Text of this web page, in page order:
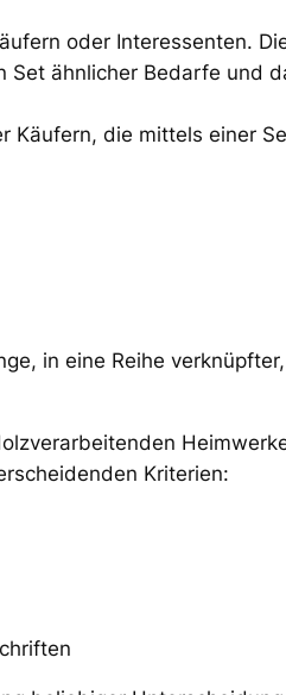
oder Interessenten.
ähnlicher Bedarfe und
die mittels einer
in eine Reihe
Kriterien: